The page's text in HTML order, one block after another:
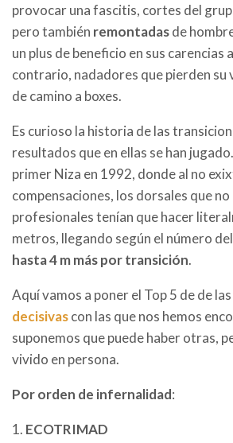
provocar una fascitis, cortes del
pero también remontadasde
un plus de beneficio en sus carencias
contrario, nadadores que pierden su
de camino a boxes.
Es curioso la historia de las
resultados que en ellas se han
primer Niza en 1992, donde al no
compensaciones, los dorsales que no
profesionales tenían que hacer
metros, llegando según el número
hasta 4 m más por transición.
Aquí vamos a poner el Top 5 de de las
decisivascon las que nos hemos
suponemos que puede haber otras,
vivido en persona.
Por orden de infernalidad:
1. ECOTRIMAD